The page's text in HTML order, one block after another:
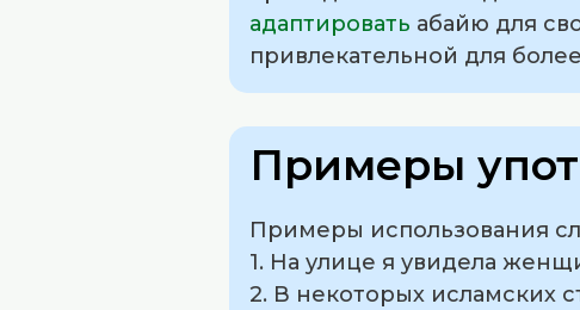
адаптировать абайю для
привлекательной для
Примеры
Примеры использования
1. На улице я увидела
2. В некоторых исламских